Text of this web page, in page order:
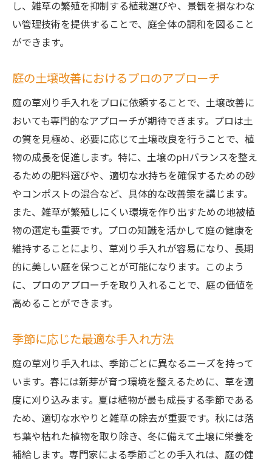
し、雑草の繁殖を抑制する植栽選びや、景観を損なわな
い管理技術を提供することで、庭全体の調和を図ること
ができます。
庭の土壌改善におけるプロのアプローチ
庭の草刈り手入れをプロに依頼することで、土壌改善に
おいても専門的なアプローチが期待できます。プロは土
の質を見極め、必要に応じて土壌改良を行うことで、植
物の成長を促進します。特に、土壌のpHバランスを整え
るための肥料選びや、適切な水持ちを確保するための砂
やコンポストの混合など、具体的な改善策を講じます。
また、雑草が繁殖しにくい環境を作り出すための地被植
物の選定も重要です。プロの知識を活かして庭の健康を
維持することにより、草刈り手入れが容易になり、長期
的に美しい庭を保つことが可能になります。このよう
に、プロのアプローチを取り入れることで、庭の価値を
高めることができます。
季節に応じた最適な手入れ方法
庭の草刈り手入れは、季節ごとに異なるニーズを持って
います。春には新芽が育つ環境を整えるために、草を適
度に刈り込みます。夏は植物が最も成長する季節である
ため、適切な水やりと雑草の除去が重要です。秋には落
ち葉や枯れた植物を取り除き、冬に備えて土壌に栄養を
補給します。専門家による季節ごとの手入れは、庭の健